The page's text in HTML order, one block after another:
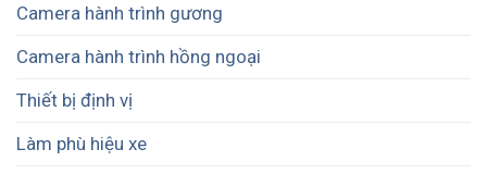
Camera hành trình gương
Camera hành trình hồng ngoại
Thiết bị định vị
Làm phù hiệu xe